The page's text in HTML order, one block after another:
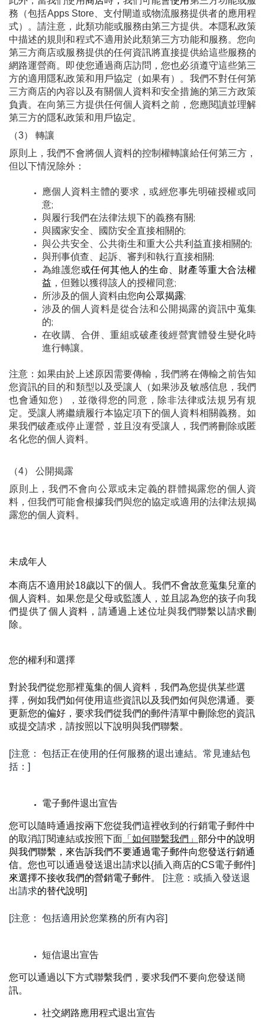
務（包括Apps Store、支付閘道或物流服務提供者的應用程
式）。請注意，此類功能或服務由第三方提供。本隱私政策
中描述的規則和程式不適用於此類第三方功能和服務。您向
第三方商店或服務提供的任何資訊將直接提供給這些服務的
網路運營商。即使您通過商店訪問，您也必須遵守這些第三
方的適用隱私政策和用戶協定（如果有）。我們不對任何第
三方商店的內容以及有關個人資料和安全措施的第三方政策
負責。在向第三方提供任何個人資料之前，您應閱讀並理解
第三方的隱私政策和用戶協定。
（3） 轉讓
原則上，我們不會將個人資料的控制權轉讓給任何第三方，
但以下情況除外：
應個人資料主體的要求，或經您事先明確授權或同
意;
與履行我們在法律法規下的義務有關;
與國家安全、國防安全直接相關的;
與公共安全、公共衛生和重大公共利益直接相關的;
與刑事偵查、起訴、審判和執行直接相關;
為維護您或任何其他人的生命、財產等重大合法權
益 ，但難以獲得該人的授權同意;
所涉及的個人資料由您向公眾揭露;
涉及的個人資料是從合法和公開揭露的資訊中蒐集
的;
在收購、合併、重組或破產後經營實體發生變化時
進行轉讓。
注意：如果由於上述原因需要傳輸，我們將在傳輸之前告知
您資訊的目的和類型以及受讓人（如果涉及敏感信息，我們
也會通知您），並徵得您的同意，除非法律或法規另有規
定。受讓人將繼續履行本協定項下的個人資料相關義務。如
果我們破產或停止運營，並且沒有受讓人，我們將刪除或匿
名化您的個人資料。
（4） 公開揭露
原則上，我們不會向公眾或未定義的群體揭露您的個人資
料，但我們可能會根據我們與您的協定或適用的法律法規揭
露您的個人資料。
未成年人
本商店不適用於18歲以下的個人。我們不會故意蒐集兒童的
個人資料。如果您是父母或監護人，並且認為您的孩子向我
們提供了個人資料，請通過上述位址與我們聯繫以請求刪
除。
您的權利和選擇
對於我們從您那裡蒐集的個人資料，我們為您提供某些選
擇，例如我們如何使用這些資訊以及我們如何與您溝通。要
更新您的偏好，要求我們從我們的郵件清單中刪除您的資訊
或提交請求，請按照以下說明與我們聯繫。
[注意： 包括正在使用的任何服務的退出連結。常見連結包
括：]
電子郵件退出宣告
您可以隨時通過按兩下您從我們這裡收到的行銷電子郵件中
的取消訂閱連結或按照下面 「如何聯繫我們」 部分中的說明
與我們聯繫，來告訴我們不要通過電子郵件向您發送行銷通
信。您也可以通過發送退出請求以{插入商店的CS電子郵件]
來選擇不接收我們的營銷電子郵件。
[注意：或插入發送退
出請求的替代說明]
[注意： 包括適用於您業務的所有內容]
短信退出宣告
您可以通過以下方式聯繫我們，要求我們不要向您發送簡
訊。
社交網路應用程式退出宣告